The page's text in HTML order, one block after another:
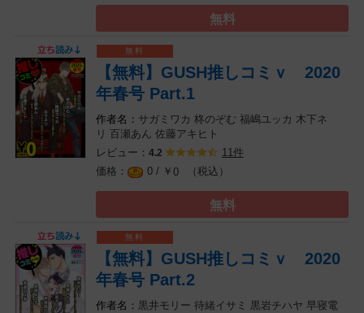
無料
【無料】GUSH推しコミｖ 2020
年春号 Part.1
サガミワカ 柊のぞむ 福嶋ユッカ 木下ネ
リ 百瀬あん 佐藤アキヒト
レビュー： 4.2
11件
0 / ￥ 0 （税込）
無料
【無料】GUSH推しコミｖ 2020
年春号 Part.2
黒井モリー 待緒イサミ 黒岩チハヤ 早寝電